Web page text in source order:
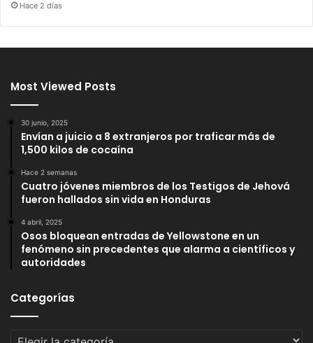
Hace 2 días
Most Viewed Posts
30 junio, 2025
Envían a juicio a 8 extranjeros por traficar más de
1,500 kilos de cocaína
Hace 2 semanas
Cuatro jóvenes miembros de los Testigos de Jehová
fueron hallados sin vida en Honduras
4 abril, 2025
Osos bloquean entradas de Yellowstone en un
fenómeno sin precedentes que alarma a científicos y
autoridades
Categorías
Categorías